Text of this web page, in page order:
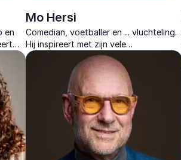
en
Mo Hersi
Comedian, voetballer en ... vluchteling.
Hij inspireert met zijn vele
levensverhalen vol hoop, humor en de
kracht van menselijke verbinding.